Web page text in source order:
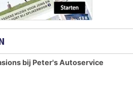
bij Peter's Autoservice